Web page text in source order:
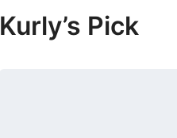
Kurly’s Pick